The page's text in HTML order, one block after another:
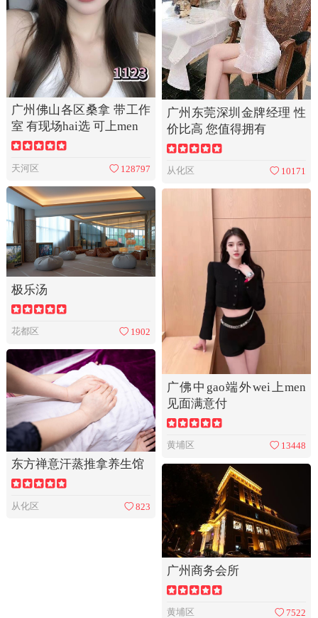
广州佛山各区桑拿 带工作
室 有现场hai选 可上men
天河区 128797
广州东莞深圳金牌经理 性
价比高 您值得拥有
从化区 10171
极乐汤
花都区 1902
广佛中gao端外wei上men
见面满意付
黄埔区 13448
东方禅意汗蒸推拿养生馆
从化区 823
广州商务会所
黄埔区 7522